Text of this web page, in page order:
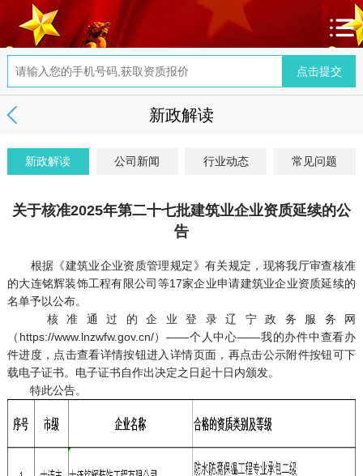
新政解读
新政解读 公司新闻 行业动态 常见问题
关于核准2025年第二十七批建筑业企业资质延续的公
告
根据《建筑业企业资质管理规定》有关规定，现将我厅审查核准
的大连铭辉装饰工程有限公司等17家企业申请建筑业企业资质延续的
名单予以公布。
核准通过的企业登录辽宁政务服务网
（https://www.lnzwfw.gov.cn/）——个人中心——我的办件中查看办
件进度，点击查看详情按钮进入详情页面，再点击公示附件按钮可下
载电子证书。电子证书自作出决定之日起十日内颁发。
特此公告。